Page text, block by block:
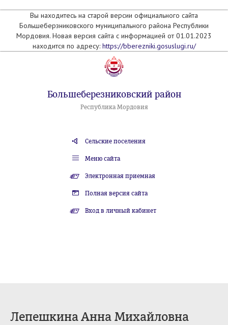
Вы находитесь на старой версии официального сайта
Большеберзниковского муниципального района Республики
Мордовия. Новая версия сайта с информацией от 01.01.2023
находится по адресу: https://bberezniki.gosuslugi.ru/
Большеберезниковский район
Республика Мордовия
Сельские поселения
Меню сайта
Электронная приемная
Полная версия сайта
Вход в личный кабинет
Лепешкина Анна Михайловна